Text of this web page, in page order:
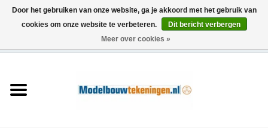
Schepen
Door het gebruiken van onze website, ga je akkoord met het gebruik van
cookies om onze website te verbeteren.
Dit bericht verbergen
Meer over cookies »